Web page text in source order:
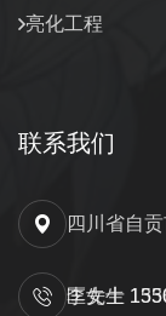
亮化工程
联系我们
四川省自
匡先生
李女士